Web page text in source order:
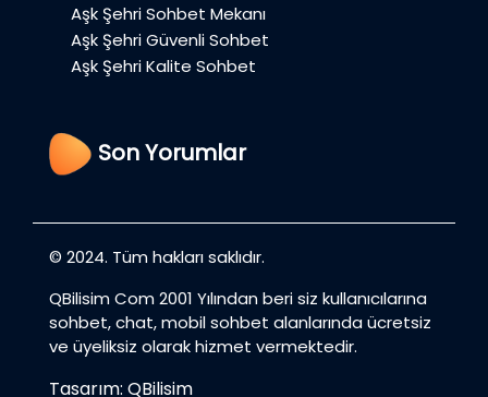
Aşk Şehri Sohbet Mekanı
Aşk Şehri Güvenli Sohbet
Aşk Şehri Kalite Sohbet
Son Yorumlar
© 2024. Tüm hakları saklıdır.
QBilisim Com 2001 Yılından beri siz kullanıcılarına
sohbet, chat, mobil sohbet alanlarında ücretsiz
ve üyeliksiz olarak hizmet vermektedir.
Tasarım: QBilisim